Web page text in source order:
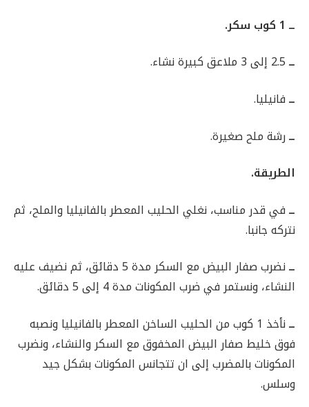
ــ 1 كوب سكر.
ــ2.5 إلى 3 ملاعق كبيرة نشاء.
ــفانيليا.
ــرشة ملح صغيرة.
الطريقة.
ــفي قدر مناسب، نغلي الحليب المعطر بالفانيليا والملح، ثم
نتركه جانبا.
ــ
نضرب صفار البيض مع السكر مدة 5 دقائق، ثم نضيف عليه
النشاء، ونستمر في ضرب المكونات مدة 4 إلى 5 دقائق.
ــ
نأخذ 1 كوب من الحليب الساخن المعطر بالفانيليا ونصبه
فوق خليط صفار البيض المخفوق مع السكر والنشاء، ونضرب
المكونات بالمضرب إلى ان تتجانس المكونات بشكل جيد
وسلس.